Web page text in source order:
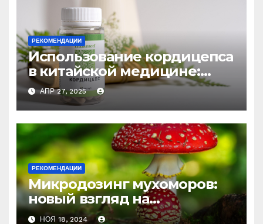
РЕКОМЕНДАЦИИ
Использование кордицепса
в китайской медицине:
природное средство
против усталости и
истощения
АПР 27, 2025
РЕКОМЕНДАЦИИ
Микродозинг мухоморов:
новый взгляд на
психоделику
НОЯ 18, 2024